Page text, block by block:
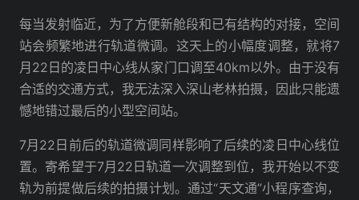
每当发射临近，为了方便新舱段和已有结构的对接，空间
站会频繁地进行轨道微调。这天上的小幅度调整，就将7
月22日的凌日中心线从家门口调至40km以外。由于没有
合适的交通方式，我无法深入深山老林拍摄，因此只能遗
憾地错过最后的小型空间站。
7月22日前后的轨道微调同样影响了后续的凌日中心线位
置。寄希望于7月22日轨道一次调整到位，我开始以不变
轨为前提做后续的拍摄计划。通过“天文通”小程序查询，